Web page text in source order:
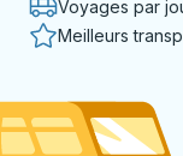
Voyages par
Meilleurs